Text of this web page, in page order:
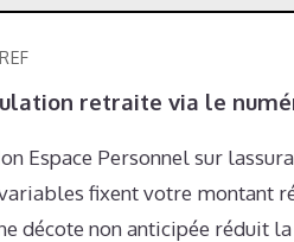
retraite via le
Espace Personnel sur
fixent votre montant
décote non anticipée réduit